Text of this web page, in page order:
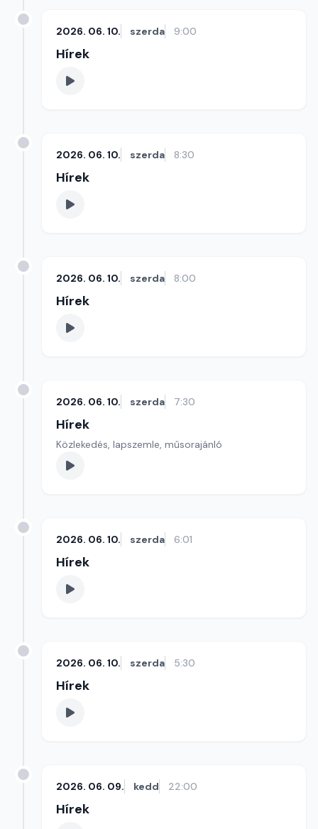
2026. 06. 10. szerda 9:00
Hírek
2026. 06. 10. szerda 8:30
Hírek
2026. 06. 10. szerda 8:00
Hírek
2026. 06. 10. szerda 7:30
Hírek
Közlekedés, lapszemle, műsorajánló
2026. 06. 10. szerda 6:01
Hírek
2026. 06. 10. szerda 5:30
Hírek
2026. 06. 09. kedd 22:00
Hírek